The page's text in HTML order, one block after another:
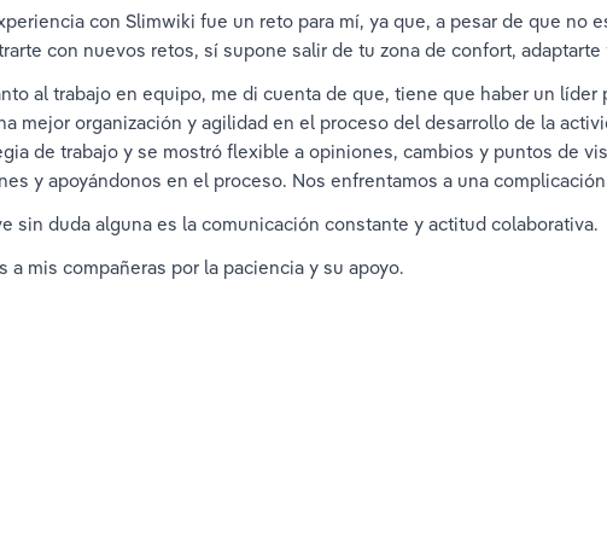
con Slimwiki fue un reto para mí, ya que, a pesar de que no
con nuevos retos, sí supone salir de tu zona de confort,
al trabajo en equipo, me di cuenta de que, tiene que haber un
mejor organización y agilidad en el proceso del desarrollo de la
de trabajo y se mostró flexible a opiniones, cambios y puntos de
y apoyándonos en el proceso. Nos enfrentamos a una
sin duda alguna es la comunicación constante y actitud colaborativa.
a mis compañeras por la paciencia y su apoyo.